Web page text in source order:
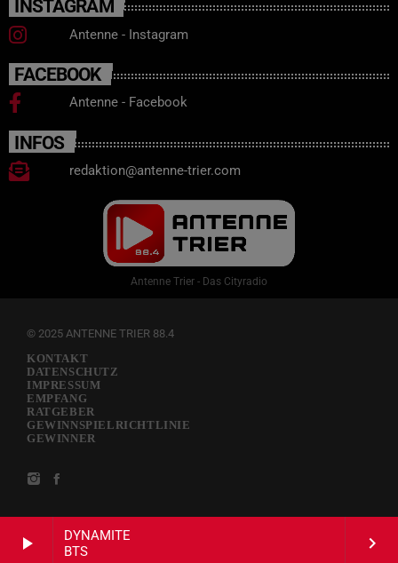
play_arrow
DYNAMITE
BTS
keyboard_arrow_right
INSTAGRAM
Antenne - Instagram
FACEBOOK
Antenne - Facebook
INFOS
redaktion@antenne-trier.com
Antenne Trier - Das Cityradio
© 2025 ANTENNE TRIER 88.4
KONTAKT
DATENSCHUTZ
IMPRESSUM
EMPFANG
RATGEBER
GEWINNSPIELRICHTLINIE
GEWINNER